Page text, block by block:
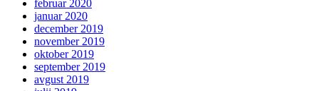
februar 2020
januar 2020
december 2019
november 2019
oktober 2019
september 2019
avgust 2019